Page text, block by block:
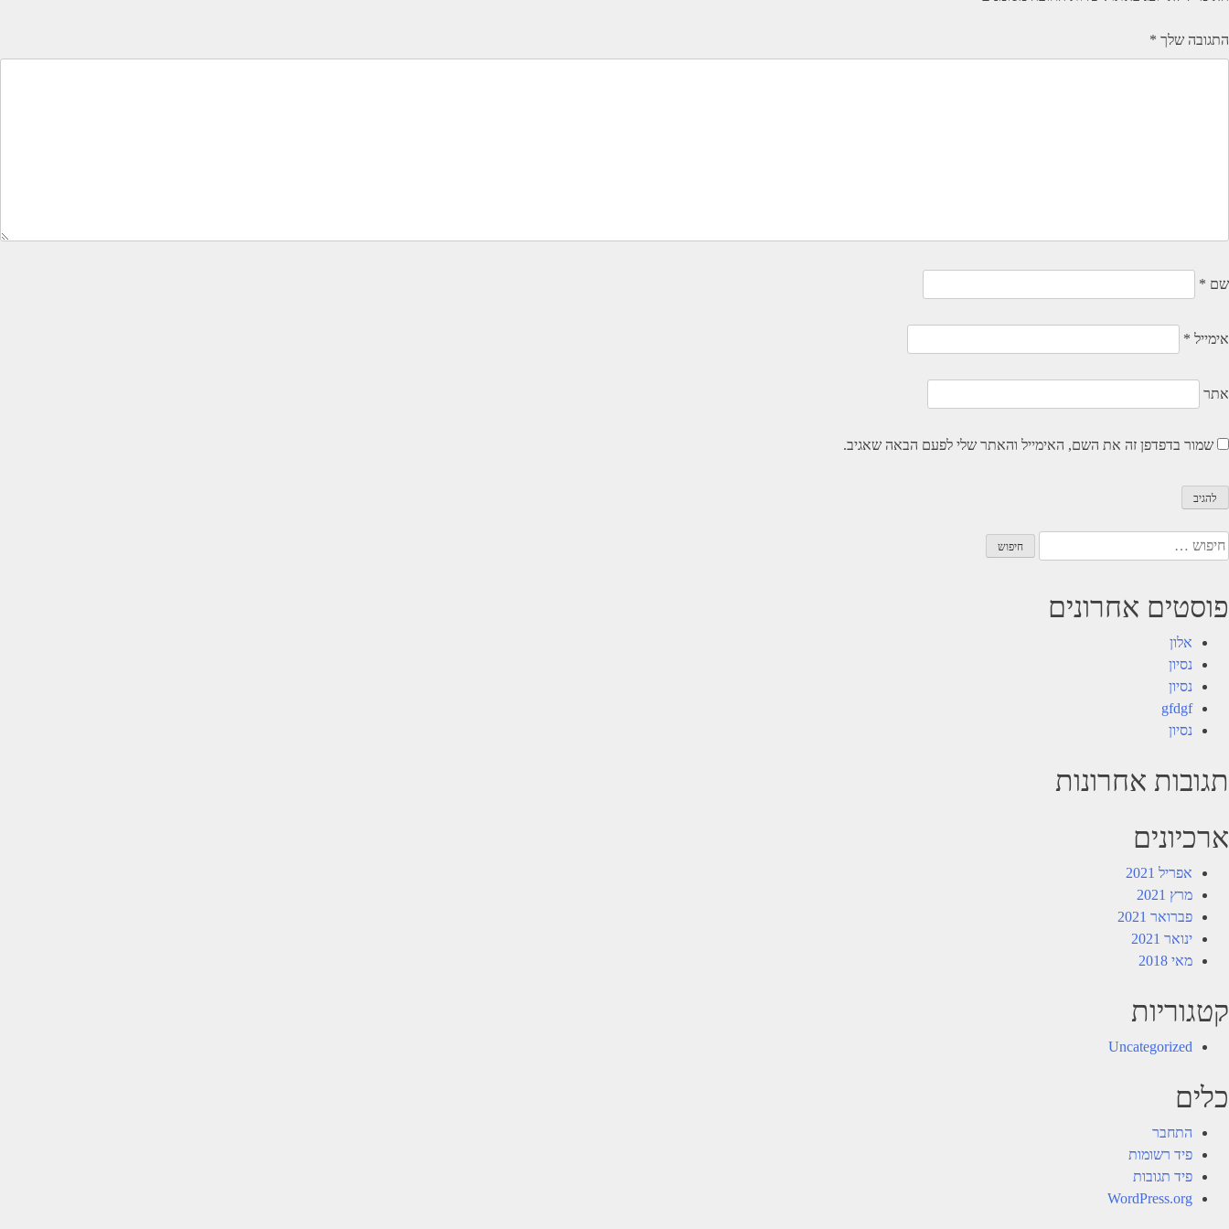
התגובה שלך *
שם *
אימייל *
אתר
שמור בדפדפן זה את השם, האימייל והאתר שלי לפעם הבאה שאגיב.
חיפוש:
פוסטים אחרונים
אלון
נסיון
נסיון
gfdgf
נסיון
תגובות אחרונות
ארכיונים
אפריל 2021
מרץ 2021
פברואר 2021
ינואר 2021
מאי 2018
קטגוריות
Uncategorized
כלים
התחבר
פיד רשומות
פיד תגובות
WordPress.org